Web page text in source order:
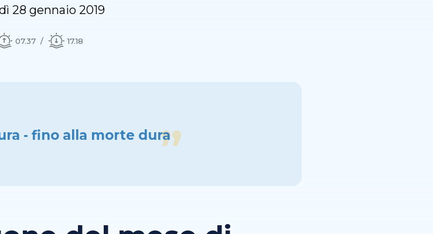
28 gennaio 2019
07.37 17.18
- fino alla morte dura